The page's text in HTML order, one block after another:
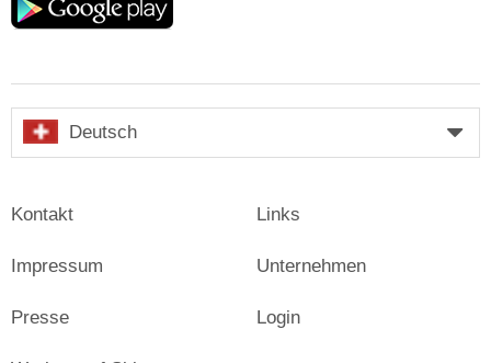
Deutsch
Kontakt
Impressum
Presse
Links
Unternehmen
Login